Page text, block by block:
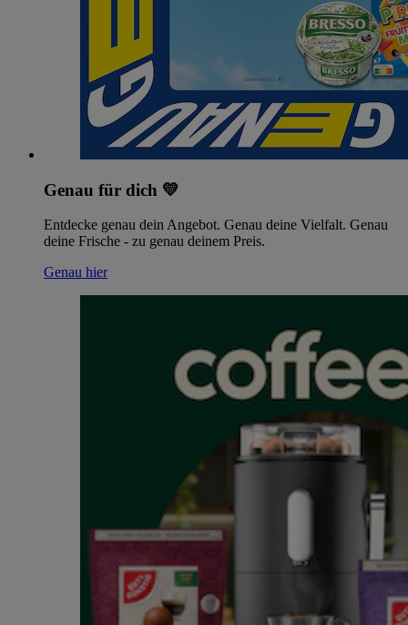
Genau für dich 💛
Entdecke genau dein Angebot. Genau deine Vielfalt. Genau
deine Frische - zu genau deinem Preis.
Genau hier